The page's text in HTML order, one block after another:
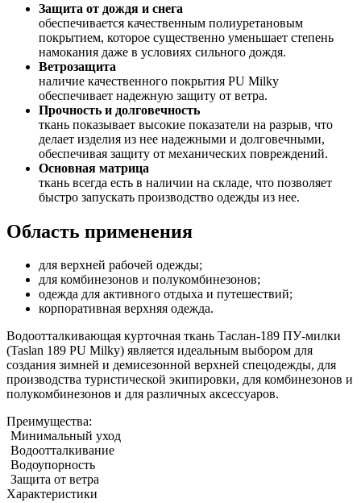
Защита от дождя и снега
обеспечивается качественным полиуретановым
покрытием, которое существенно уменьшает степень
намокания даже в условиях сильного дождя.
Ветрозащита
наличие качественного покрытия PU Milky
обеспечивает надежную защиту от ветра.
Прочность и долговечность
ткань показывает высокие показатели на разрыв, что
делает изделия из нее надежными и долговечными,
обеспечивая защиту от механических повреждений.
Основная матрица
ткань всегда есть в наличии на складе, что позволяет
быстро запускать производство одежды из нее.
Область применения
для верхней рабочей одежды;
для комбинезонов и полукомбинезонов;
одежда для активного отдыха и путешествий;
корпоративная верхняя одежда.
Водоотталкивающая курточная ткань Таслан-189 ПУ-милки
(Taslan 189 PU Milky) является идеальным выбором для
создания зимней и демисезонной верхней спецодежды, для
производства туристической экипировки, для комбинезонов и
полукомбинезонов и для различных аксессуаров.
Преимущества:
Минимальный уход
Водоотталкивание
Водоупорность
Защита от ветра
Характеристики